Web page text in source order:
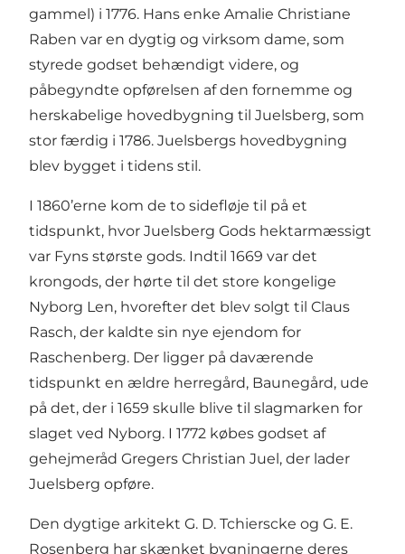
gammel) i 1776. Hans enke Amalie Christiane
Raben var en dygtig og virksom dame, som
styrede godset behændigt videre, og
påbegyndte opførelsen af den fornemme og
herskabelige hovedbygning til Juelsberg, som
stor færdig i 1786. Juelsbergs hovedbygning
blev bygget i tidens stil.
I 1860’erne kom de to sidefløje til på et
tidspunkt, hvor Juelsberg Gods hektarmæssigt
var Fyns største gods. Indtil 1669 var det
krongods, der hørte til det store kongelige
Nyborg Len, hvorefter det blev solgt til Claus
Rasch, der kaldte sin nye ejendom for
Raschenberg. Der ligger på daværende
tidspunkt en ældre herregård, Baunegård, ude
på det, der i 1659 skulle blive til slagmarken for
slaget ved Nyborg. I 1772 købes godset af
gehejmeråd Gregers Christian Juel, der lader
Juelsberg opføre.
Den dygtige arkitekt G. D. Tchierscke og G. E.
Rosenberg har skænket bygningerne deres